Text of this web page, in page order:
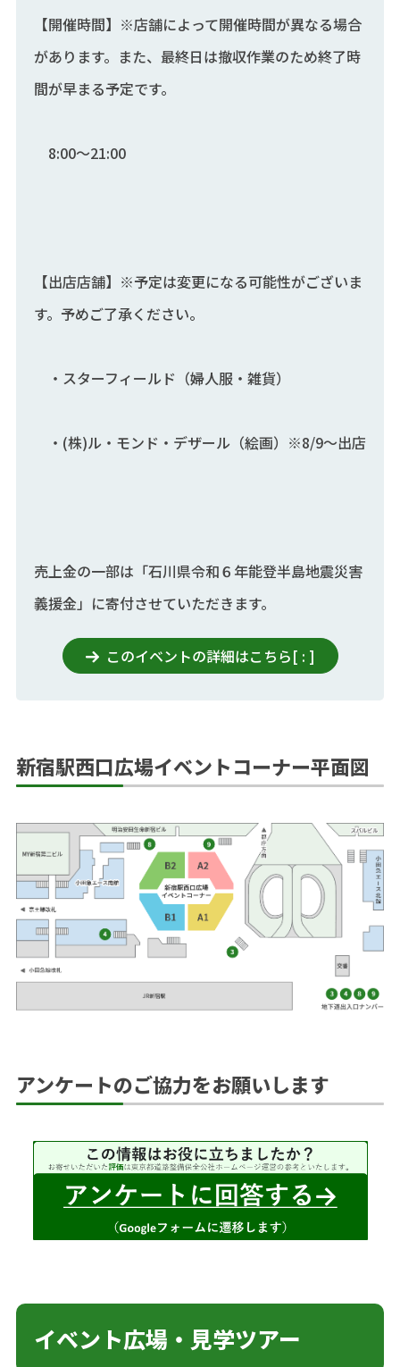
【開催時間】※店舗によって開催時間が異なる場合
があります。また、最終日は撤収作業のため終了時
間が早まる予定です。
8:00～21:00
【出店店舗】※予定は変更になる可能性がございま
す。予めご了承ください。
・スターフィールド（婦人服・雑貨）
・(株)ル・モンド・デザール（絵画）※8/9～出店
売上金の一部は「石川県令和６年能登半島地震災害
義援金」に寄付させていただきます。
このイベントの詳細はこちら[ : ]
新宿駅西口広場イベントコーナー平面図
アンケートのご協力をお願いします
イベント広場・見学ツアー